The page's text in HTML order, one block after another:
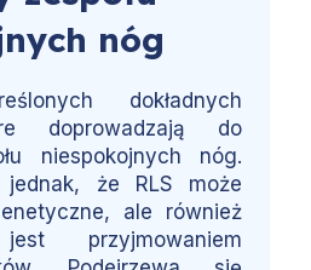
nóg
dokładnych
doprowadzają do
niespokojnych nóg.
jednak, że RLS może
ale również
przyjmowaniem